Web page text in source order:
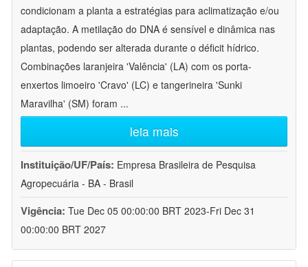
condicionam a planta a estratégias para aclimatização e/ou
adaptação. A metilação do DNA é sensível e dinâmica nas
plantas, podendo ser alterada durante o déficit hídrico.
Combinações laranjeira 'Valência' (LA) com os porta-
enxertos limoeiro 'Cravo' (LC) e tangerineira 'Sunki
Maravilha' (SM) foram ...
leia mais
Instituição/UF/País: Empresa Brasileira de Pesquisa
Agropecuária - BA - Brasil
Vigência: Tue Dec 05 00:00:00 BRT 2023-Fri Dec 31
00:00:00 BRT 2027